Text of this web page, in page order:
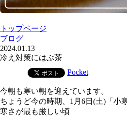
トップページ
ブログ
2024.01.13
冷え対策にはぶ茶
Pocket
今朝も寒い朝を迎えています。
ちょうど今の時期、1月6日(土)「小
寒さが最も厳しい頃